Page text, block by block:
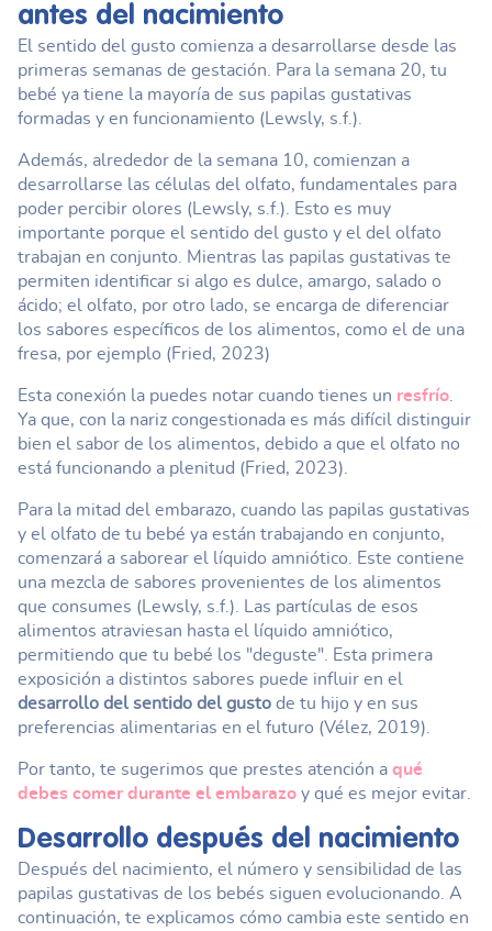
antes del nacimiento
El sentido del gusto comienza a desarrollarse desde las
primeras semanas de gestación. Para la semana 20, tu
bebé ya tiene la mayoría de sus papilas gustativas
formadas y en funcionamiento (Lewsly, s.f.).
Además, alrededor de la semana 10, comienzan a
desarrollarse las células del olfato, fundamentales para
poder percibir olores (Lewsly, s.f.). Esto es muy
importante porque el sentido del gusto y el del olfato
trabajan en conjunto. Mientras las papilas gustativas te
permiten identificar si algo es dulce, amargo, salado o
ácido; el olfato, por otro lado, se encarga de diferenciar
los sabores específicos de los alimentos, como el de una
fresa, por ejemplo (Fried, 2023)
Esta conexión la puedes notar cuando tienes un resfrío
Ya que, con la nariz congestionada es más difícil distinguir
bien el sabor de los alimentos, debido a que el olfato no
está funcionando a plenitud (Fried, 2023).
Para la mitad del embarazo, cuando las papilas gustativas
y el olfato de tu bebé ya están trabajando en conjunto,
comenzará a saborear el líquido amniótico. Este contiene
una mezcla de sabores provenientes de los alimentos
que consumes (Lewsly, s.f.). Las partículas de esos
alimentos atraviesan hasta el líquido amniótico,
permitiendo que tu bebé los "deguste". Esta primera
exposición a distintos sabores puede influir en el
desarrollo del sentido del gusto de tu hijo y en sus
preferencias alimentarias en el futuro (Vélez, 2019).
Por tanto, te sugerimos que prestes atención a qué
debes comer durante el embarazo y qué es mejor evitar.
Desarrollo después del nacimiento
Después del nacimiento, el número y sensibilidad de las
papilas gustativas de los bebés siguen evolucionando. A
continuación, te explicamos cómo cambia este sentido en